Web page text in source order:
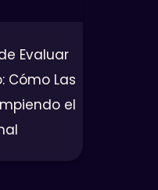
Evaluar
Cómo Las
el